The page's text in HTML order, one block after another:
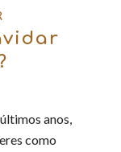
anos,
como